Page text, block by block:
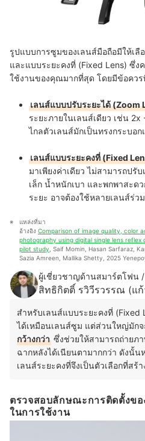
รูปแบบการซูมของเลนส์มือถือมีให้เลื
และแบบระยะคงที่ (Fixed Lens) ซึ่ง
ใช้งานของคุณมากที่สุด โดยมีข้อคว
เลนส์แบบปรับระยะได้ (Zoom
ระยะภายในเลนส์เดียว เช่น
ไกลตัวเลนส์มักเป็นทรงกระบอ
เลนส์แบบระยะคงที่ (Fixed
มาเพียงค่าเดียว ไม่สามารถป
เล็ก น้ำหนักเบา และพกพาสะด
ระยะ อาจต้องใช้หลายเลนส์ร่ว
แหล่งที่มา
อ้างอิง Comparison of image quality, color
photography using digital single lens
pilot study , Saif Momin, Hasan Sarfaraz,
Sazia Amreen, Mallika Shetty, 2025
ผู้เชี่ยวชาญด้านสมาร์ตโฟน
สิทธิกิตติ์ รวิวีรวรรณ (แก้
สำหรับเลนส์แบบระยะคงที่ (Fixed
ได้เหมือนเลนส์ซูม แต่ส่วนใหญ่มัก
กว้างกว่า ซึ่งช่วยให้สามารถถ่ายภ
ฉากหลังได้เนียนตามากกว่า ดังนั้น
เลนส์ระยะคงที่จึงเป็นตัวเลือกที่สร้
ตรวจสอบลักษณะการติดตั้งขอ
ในการใช้งาน